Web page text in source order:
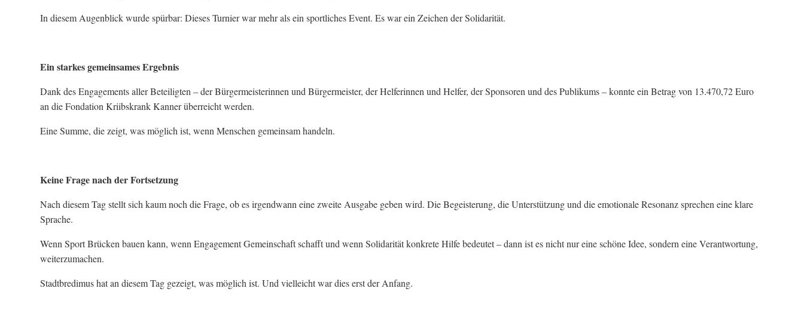
In diesem Augenblick wurde spürbar: Dieses Turnier war mehr als ein sportliches Event. Es war ein Zeichen der Solidarität.
Ein starkes gemeinsames Ergebnis
Dank des Engagements aller Beteiligten – der Bürgermeisterinnen und Bürgermeister, der Helferinnen und Helfer, der Sponsoren und des Publikums – konnte ein Betrag von 13.470,72 Euro
an die Fondation Kriibskrank Kanner überreicht werden.
Eine Summe, die zeigt, was möglich ist, wenn Menschen gemeinsam handeln.
Keine Frage nach der Fortsetzung
Nach diesem Tag stellt sich kaum noch die Frage, ob es irgendwann eine zweite Ausgabe geben wird. Die Begeisterung, die Unterstützung und die emotionale Resonanz sprechen eine klare
Sprache.
Wenn Sport Brücken bauen kann, wenn Engagement Gemeinschaft schafft und wenn Solidarität konkrete Hilfe bedeutet – dann ist es nicht nur eine schöne Idee, sondern eine Verantwortung,
weiterzumachen.
Stadtbredimus hat an diesem Tag gezeigt, was möglich ist. Und vielleicht war dies erst der Anfang.